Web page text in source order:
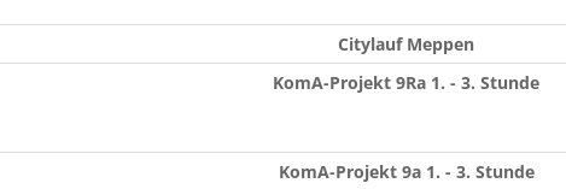
Citylauf Meppen
KomA-Projekt 9Ra 1. - 3. Stunde
KomA-Projekt 9a 1. - 3. Stunde